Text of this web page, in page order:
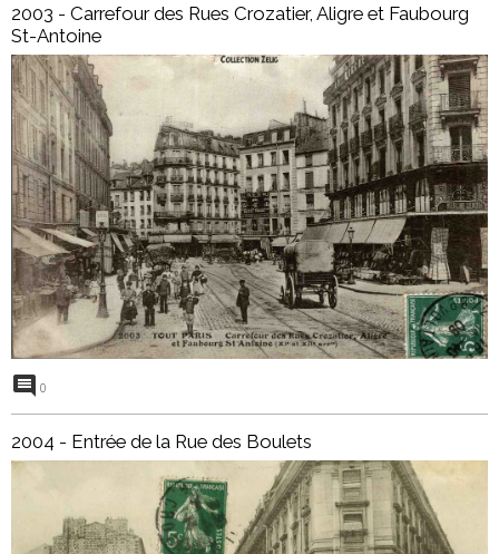
2003 - Carrefour des Rues Crozatier, Aligre et Faubourg
St-Antoine
0
2004 - Entrée de la Rue des Boulets